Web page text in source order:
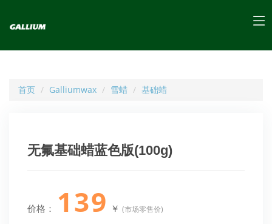
首页 Galliumwax 雪蜡 基础蜡
无氟基础蜡蓝色版(100g)
价格： 139 ￥ (市场零售价)